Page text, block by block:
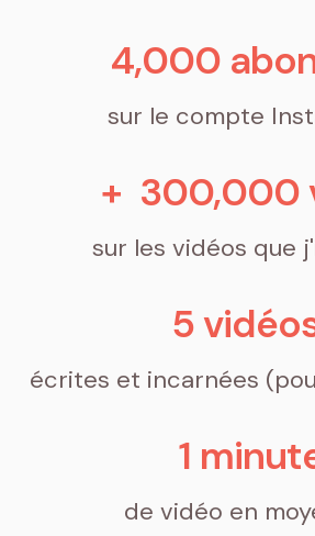
sur le compte
4,000
sur les vidéos que
+ 300,000
écrites et incarnées
5
de vidéo en
1